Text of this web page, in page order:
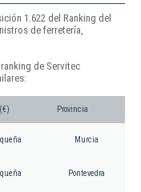
1.622 del Ranking del
de ferretería,
de Servitec
Provincia
Murcia
Pontevedra